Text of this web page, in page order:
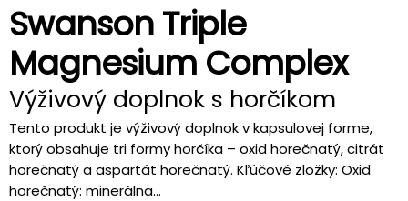
Swanson Triple
Magnesium Complex
Výživový doplnok s horčíkom
Tento produkt je výživový doplnok v kapsulovej forme,
ktorý obsahuje tri formy horčíka – oxid horečnatý, citrát
horečnatý a aspartát horečnatý. Kľúčové zložky: Oxid
horečnatý: minerálna...